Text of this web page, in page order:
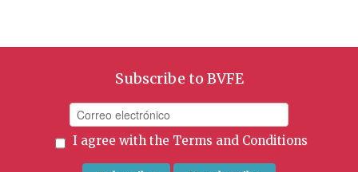
Subscribe to BVFE
I agree with the Terms and Conditions